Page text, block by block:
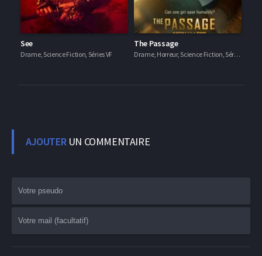
See
Drame, Science Fiction, Séries VF
The Passage
Drame, Horreur, Science Fiction, Séries VF
AJOUTER UN COMMENTAIRE